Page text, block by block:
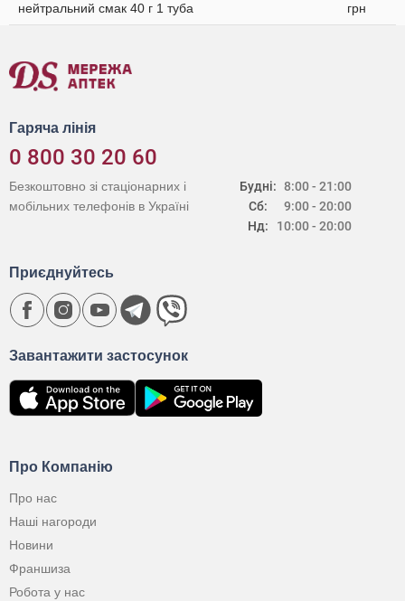
нейтральний смак 40 г 1 туба
грн
Гаряча лінія
0 800 30 20 60
Будні:
Сб:
Нд:
8:00 - 21:00
9:00 - 20:00
10:00 - 20:00
Безкоштовно зі стаціонарних і
мобільних телефонів в Україні
Про Компанію
Про нас
Наші нагороди
Новини
Франшиза
Робота у нас
Завантажити застосунок
Приєднуйтесь